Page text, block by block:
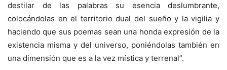
destilar de las palabras su esencia deslumbrante,
colocándolas en el territorio dual del sueño y la vigilia y
haciendo que sus poemas sean una honda expresión de la
existencia misma y del universo, poniéndolas también en
una dimensión que es a la vez mística y terrenal”.